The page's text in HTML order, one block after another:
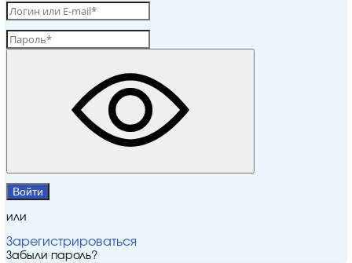
Войти
или
Зарегистрироваться
Забыли пароль?